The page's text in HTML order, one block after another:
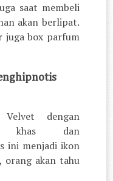
saat membeli
akan berlipat.
juga box parfum
dengan
khas dan
ini menjadi ikon
orang akan tahu